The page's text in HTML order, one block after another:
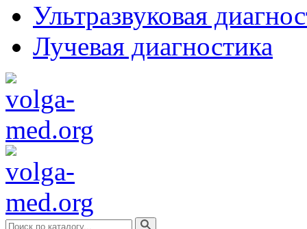
Ультразвуковая
Лучевая диагностика